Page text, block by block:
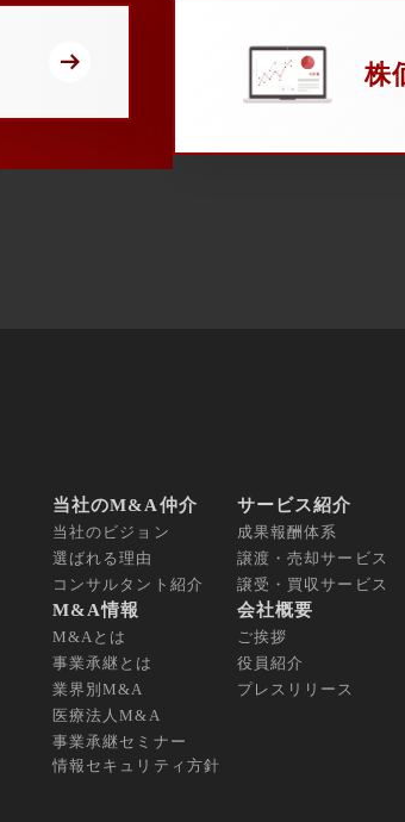
株
当社のM&A仲介
当社のビジョン
選ばれる理由
コンサルタント紹介
サービス紹介
成果報酬体系
譲渡・売却サービス
譲受・買収サービス
M&A情報
M&Aとは
事業承継とは
業界別M&A
医療法人M&A
事業承継セミナー
会社概要
ご挨拶
役員紹介
プレスリリース
情報セキュリティ方針